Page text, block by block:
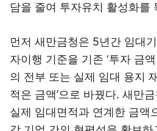
담을 줄여 투자유치 활성화를
먼저 새만금청은 5년간 임대
자이행 기준을 기존 ‘투자 금액
의 전부 또는 실제 임대 용지
적은 금액’으로 바꿨다. 새만
실제 임대면적과 연계한 금액